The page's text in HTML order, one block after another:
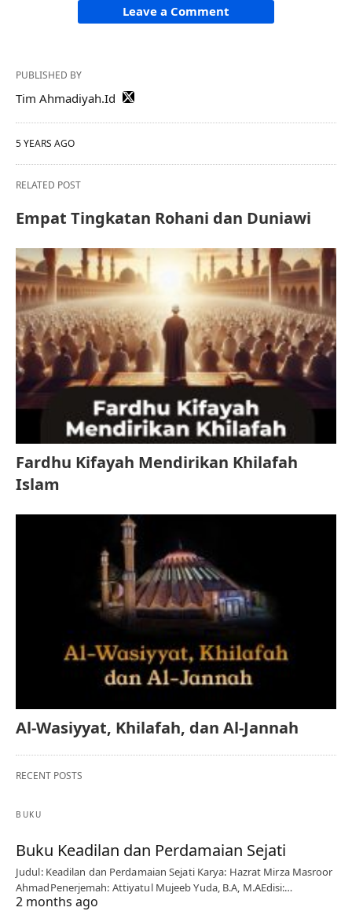
Leave a Comment
PUBLISHED BY
Tim Ahmadiyah.Id
5 YEARS AGO
RELATED POST
Empat Tingkatan Rohani dan Duniawi
Fardhu Kifayah Mendirikan Khilafah
Islam
Al-Wasiyyat, Khilafah, dan Al-Jannah
RECENT POSTS
BUKU
Buku Keadilan dan Perdamaian Sejati
Judul: Keadilan dan Perdamaian Sejati Karya: Hazrat Mirza Masroor
AhmadPenerjemah: Attiyatul Mujeeb Yuda, B.A, M.AEdisi:…
2 months ago